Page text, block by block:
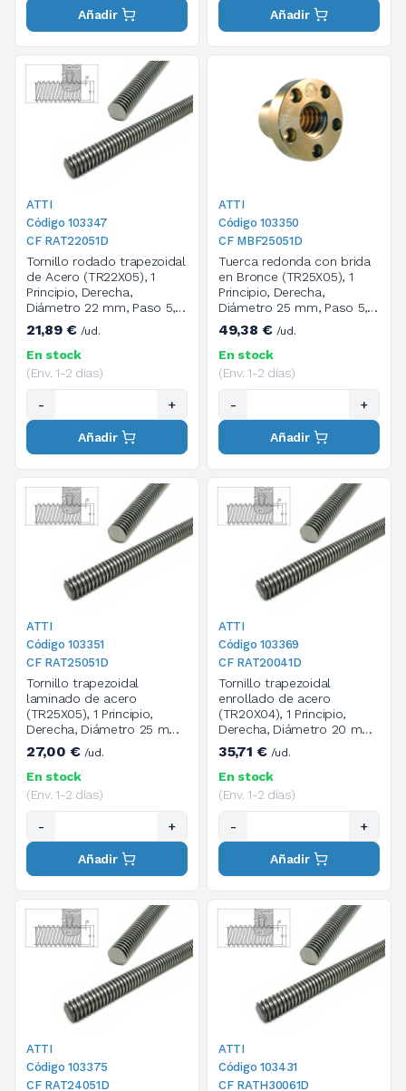
Añadir Añadir
ATTI
Código 103347
CF RAT22051D
Tornillo rodado trapezoidal
de Acero (TR22X05), 1
Principio, Derecha,
Diámetro 22 mm, Paso 5,
Longitud 1000 mm
21,89 €/ud.
En stock
(Env. 1-2 días)
- +
Añadir
ATTI
Código 103350
CF MBF25051D
Tuerca redonda con brida
en Bronce (TR25X05), 1
Principio, Derecha,
Diámetro 25 mm, Paso 5,
Dimensiones 35X62X45
mm, M6, 5 Agujeros
49,38 €/ud.
En stock
(Env. 1-2 días)
- +
Añadir
ATTI
Código 103351
CF RAT25051D
Tornillo trapezoidal
laminado de acero
(TR25X05), 1 Principio,
Derecha, Diámetro 25 mm,
Paso 5, Longitud 1000 mm
27,00 €/ud.
En stock
(Env. 1-2 días)
- +
Añadir
ATTI
Código 103369
CF RAT20041D
Tornillo trapezoidal
enrollado de acero
(TR20X04), 1 Principio,
Derecha, Diámetro 20 mm,
Paso 4, Longitud 2000 mm
35,71 €/ud.
En stock
(Env. 1-2 días)
- +
Añadir
ATTI
Código 103375
CF RAT24051D
ATTI
Código 103431
CF RATH30061D